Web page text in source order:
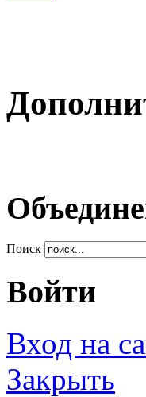
Поиск
Войти
Вход на
Закрыть